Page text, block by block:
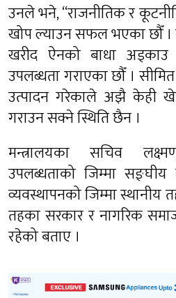
उनले भने, “राजनीतिक र
खोप ल्याउन सफल भएका छौँ ।
खरीद ऐनको बाधा
उपलब्धता गराएका छौँ ।
उत्पादन गरेकाले अझै केही
गराउन सक्ने स्थिति छैन ।
मन्त्रालयका सचिव
उपलब्धताको जिम्मा
व्यवस्थापनको जिम्मा
तहका सरकार र नागरिक
रहेको बताए ।